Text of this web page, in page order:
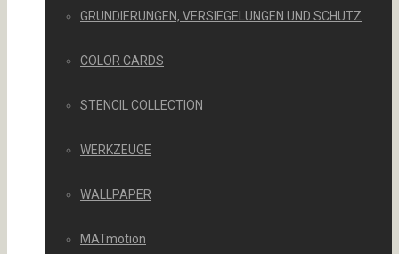
GRUNDIERUNGEN, VERSIEGELUNGEN UND SCHUTZ
COLOR CARDS
STENCIL COLLECTION
WERKZEUGE
WALLPAPER
MATmotion